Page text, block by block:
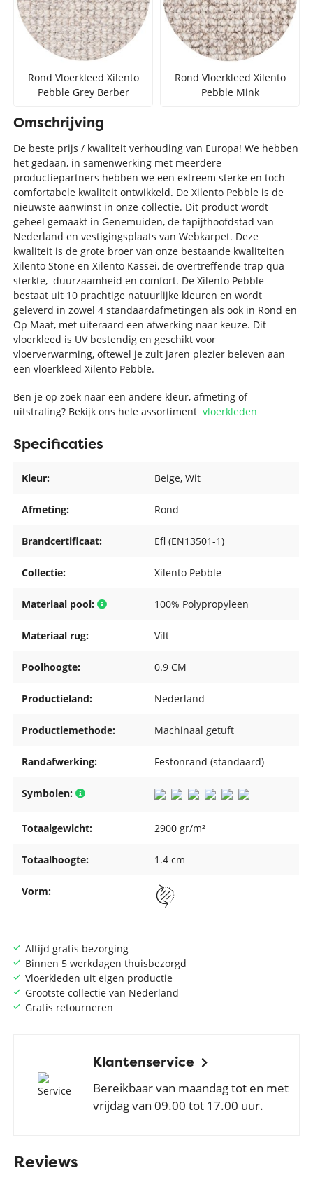
Rond Vloerkleed Xilento
Pebble Grey Berber
Rond Vloerkleed Xilento
Pebble Mink
Altijd gratis bezorging
Binnen 5 werkdagen thuisbezorgd
Vloerkleden uit eigen productie
Grootste collectie van Nederland
Gratis retourneren
Klantenservice
Bereikbaar van maandag tot en met
vrijdag van 09.00 tot 17.00 uur.
Omschrijving
De beste prijs / kwaliteit verhouding van Europa! We hebben
het gedaan, in samenwerking met meerdere
productiepartners hebben we een extreem sterke en toch
comfortabele kwaliteit ontwikkeld. De Xilento Pebble is de
nieuwste aanwinst in onze collectie. Dit product wordt
geheel gemaakt in Genemuiden, de tapijthoofdstad van
Nederland en vestigingsplaats van Webkarpet. Deze
kwaliteit is de grote broer van onze bestaande kwaliteiten
Xilento Stone en Xilento Kassei, de overtreffende trap qua
sterkte, duurzaamheid en comfort. De Xilento Pebble
bestaat uit 10 prachtige natuurlijke kleuren en wordt
geleverd in zowel 4 standaardafmetingen als ook in Rond en
Op Maat, met uiteraard een afwerking naar keuze. Dit
vloerkleed is UV bestendig en geschikt voor
vloerverwarming, oftewel je zult jaren plezier beleven aan
een vloerkleed Xilento Pebble.
Ben je op zoek naar een andere kleur, afmeting of
uitstraling? Bekijk ons hele assortimentvloerkleden
Specificaties
Kleur: Beige, Wit
Afmeting: Rond
Brandcertificaat: Efl (EN13501-1)
Collectie: Xilento Pebble
Materiaal pool: 100% Polypropyleen
Materiaal rug: Vilt
Poolhoogte: 0.9 CM
Productieland: Nederland
Productiemethode: Machinaal getuft
Randafwerking: Festonrand (standaard)
Symbolen:
Totaalgewicht: 2900 gr/m²
Totaalhoogte: 1.4 cm
Vorm:
Reviews